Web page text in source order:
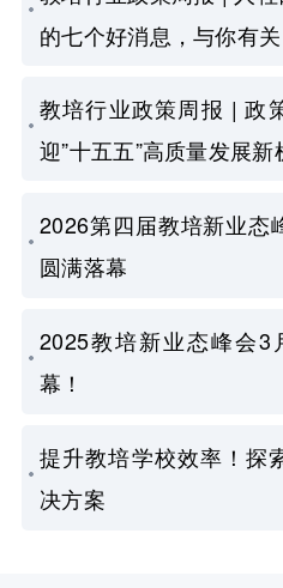
的七个好消息，与你有关
教培行业政策周报 | 政
迎”十五五”高质量发展新
2026第四届教培新业态
圆满落幕
2025教培新业态峰会3
幕！
提升教培学校效率！探
决方案